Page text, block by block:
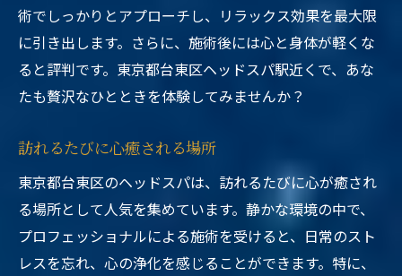
術でしっかりとアプローチし、リラックス効果を最大限
に引き出します。さらに、施術後には心と身体が軽くな
ると評判です。東京都台東区ヘッドスパ駅近くで、あな
たも贅沢なひとときを体験してみませんか？
訪れるたびに心癒される場所
東京都台東区のヘッドスパは、訪れるたびに心が癒され
る場所として人気を集めています。静かな環境の中で、
プロフェッショナルによる施術を受けると、日常のスト
レスを忘れ、心の浄化を感じることができます。特に、